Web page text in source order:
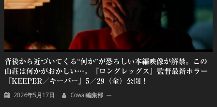
背後から近づいてくる“何か”が恐ろしい本編映像が解禁。この
山荘は何かがおかしい…。『ロングレッグス』監督最新ホラー
『KEEPER／キーパー』5／29（金）公開！
2026年5月17日 Cowai編集部